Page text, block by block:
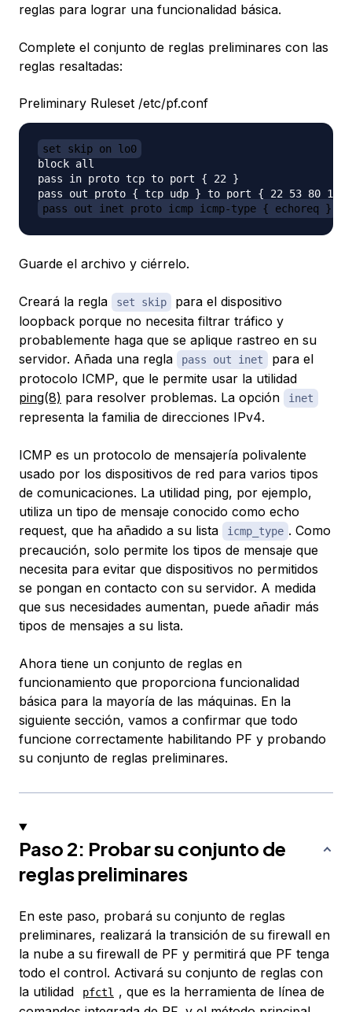
reglas para lograr una funcionalidad básica.
Complete el conjunto de reglas preliminares con las
reglas resaltadas:
Preliminary Ruleset /etc/pf.conf
set skip on lo0
block all
pass in proto tcp to port { 22 }
pass out inet proto icmp icmp-type { echoreq }
Guarde el archivo y ciérrelo.
Creará la regla set skip
para el dispositivo
loopback porque no necesita filtrar tráfico y
probablemente haga que se aplique rastreo en su
servidor. Añada una regla
pass out inet
para el
protocolo ICMP, que le permite usar la utilidad
ping(8) para resolver problemas. La opción inet
representa la familia de direcciones IPv4.
ICMP es un protocolo de mensajería polivalente
usado por los dispositivos de red para varios tipos
de comunicaciones. La utilidad ping, por ejemplo,
utiliza un tipo de mensaje conocido como echo
request, que ha añadido a su lista icmp_type . Como
precaución, solo permite los tipos de mensaje que
necesita para evitar que dispositivos no permitidos
se pongan en contacto con su servidor. A medida
que sus necesidades aumentan, puede añadir más
tipos de mensajes a su lista.
Ahora tiene un conjunto de reglas en
funcionamiento que proporciona funcionalidad
básica para la mayoría de las máquinas. En la
siguiente sección, vamos a confirmar que todo
funcione correctamente habilitando PF y probando
su conjunto de reglas preliminares.
Paso 2: Probar su conjunto de
reglas preliminares
En este paso, probará su conjunto de reglas
preliminares, realizará la transición de su firewall en
la nube a su firewall de PF y permitirá que PF tenga
todo el control. Activará su conjunto de reglas con
la utilidad
pfctl
, que es la herramienta de línea de